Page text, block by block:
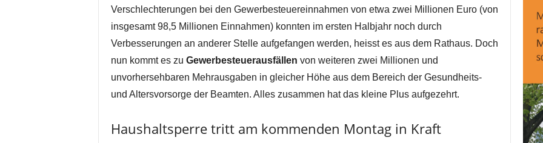
Verschlechterungen bei den Gewerbesteuereinnahmen von etwa zwei Millionen Euro (von
insgesamt 98,5 Millionen Einnahmen) konnten im ersten Halbjahr noch durch
Verbesserungen an anderer Stelle aufgefangen werden, heisst es aus dem Rathaus. Doch
nun kommt es zu Gewerbesteuerausfällen von weiteren zwei Millionen und
unvorhersehbaren Mehrausgaben in gleicher Höhe aus dem Bereich der Gesundheits-
und Altersvorsorge der Beamten. Alles zusammen hat das kleine Plus aufgezehrt.
Haushaltsperre tritt am kommenden Montag in Kraft